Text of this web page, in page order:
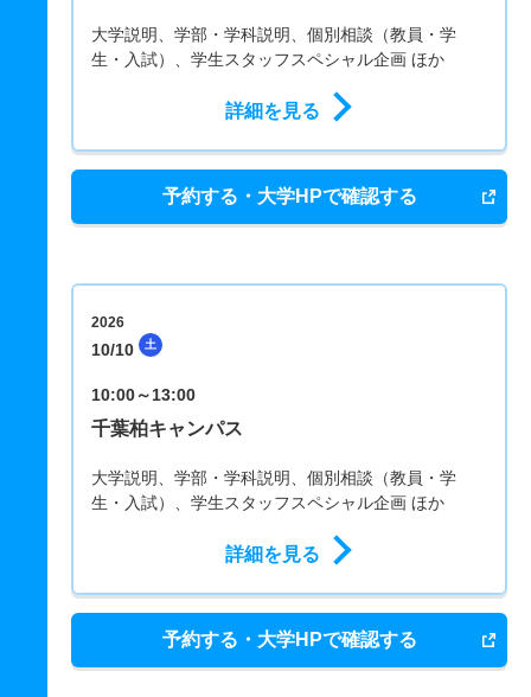
大学説明、学部・学科説明、個別相談（教員・学
生・入試）、学生スタッフスペシャル企画 ほか
詳細を見る
予約する・大学HPで確認する
2026
10/10 土
10:00～13:00
千葉柏キャンパス
大学説明、学部・学科説明、個別相談（教員・学
生・入試）、学生スタッフスペシャル企画 ほか
詳細を見る
予約する・大学HPで確認する